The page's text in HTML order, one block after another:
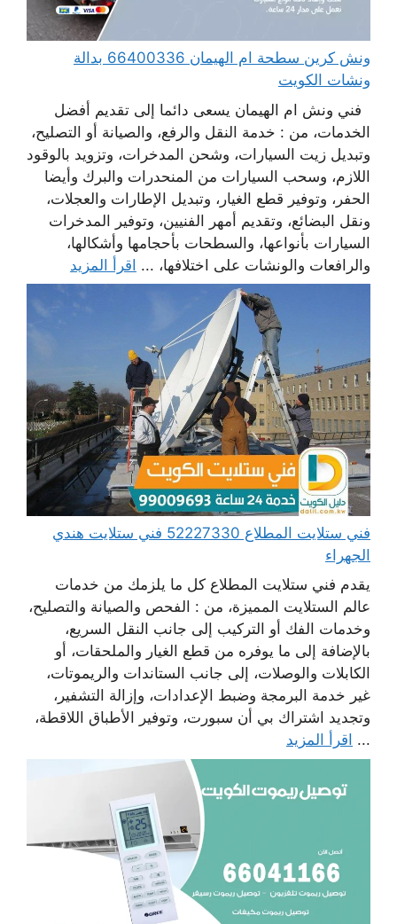
ونش كرين سطحة ام الهيمان 66400336 بدالة
ونشات الكويت
فني ونش ام الهيمان يسعى دائما إلى تقديم أفضل
الخدمات، من : خدمة النقل والرفع، والصيانة أو التصليح،
وتبديل زيت السيارات، وشحن المدخرات، وتزويد بالوقود
اللازم، وسحب السيارات من المنحدرات والبرك وأيضا
الحفر، وتوفير قطع الغيار، وتبديل الإطارات والعجلات،
ونقل البضائع، وتقديم أمهر الفنيين، وتوفير المدخرات
السيارات بأنواعها، والسطحات بأحجامها وأشكالها،
والرافعات والونشات على اختلافها، ... اقرأ المزيد
فني ستلايت المطلاع 52227330 فني ستلايت هندي
الجهراء
يقدم فني ستلايت المطلاع كل ما يلزمك من خدمات
عالم الستلايت المميزة، من : الفحص والصيانة والتصليح،
وخدمات الفك أو التركيب إلى جانب النقل السريع،
بالإضافة إلى ما يوفره من قطع الغيار والملحقات، أو
الكابلات والوصلات، إلى جانب الستاندات والريموتات،
غير خدمة البرمجة وضبط الإعدادات، وإزالة التشفير،
وتجديد اشتراك بي أن سبورت، وتوفير الأطباق اللاقطة،
... اقرأ المزيد